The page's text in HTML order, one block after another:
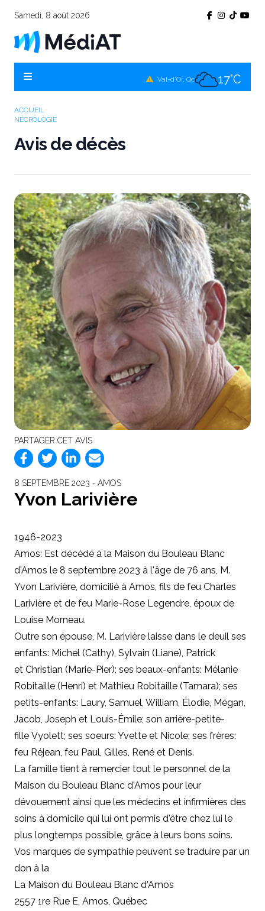
Samedi, 8 août 2026
Val-d'Or, Qc 17°C
ACCUEIL
NÉCROLOGIE
Avis de décès
PARTAGER CET AVIS
8 SEPTEMBRE 2023 ‐ AMOS
Yvon Larivière
1946-2023
Amos: Est décédé à la Maison du Bouleau Blanc
d'Amos le 8 septembre 2023 à l'âge de 76 ans, M.
Yvon Larivière, domicilié à Amos, fils de feu Charles
Larivière et de feu Marie-Rose Legendre, époux de
Louise Morneau.
Outre son épouse, M. Larivière laisse dans le deuil ses
enfants: Michel (Cathy), Sylvain (Liane), Patrick
et Christian (Marie-Pier); ses beaux-enfants: Mélanie
Robitaille (Henri) et Mathieu Robitaille (Tamara); ses
petits-enfants: Laury, Samuel, William, Élodie, Mégan,
Jacob, Joseph et Louis-Émile; son arrière-petite-
fille Vyolett; ses soeurs: Yvette et Nicole; ses frères:
feu Réjean, feu Paul, Gilles, René et Denis.
La famille tient à remercier tout le personnel de la
Maison du Bouleau Blanc d'Amos pour leur
dévouement ainsi que les médecins et infirmières des
soins à domicile qui lui ont permis d'être chez lui le
plus longtemps possible, grâce à leurs bons soins.
Vos marques de sympathie peuvent se traduire par un
don à la
La Maison du Bouleau Blanc d'Amos
2557 1re Rue E, Amos, Québec